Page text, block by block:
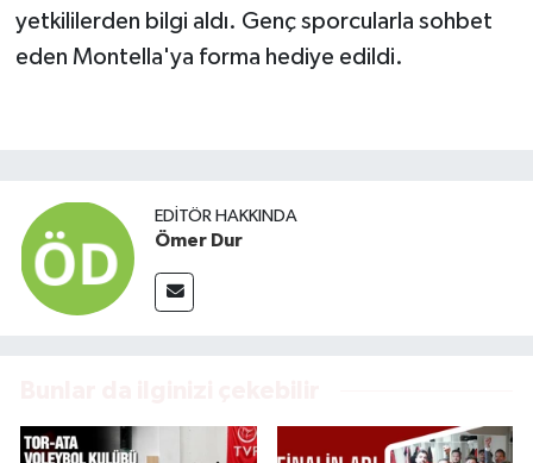
yetkililerden bilgi aldı. Genç sporcularla sohbet
eden Montella'ya forma hediye edildi.
EDITÖR HAKKINDA
Ömer Dur